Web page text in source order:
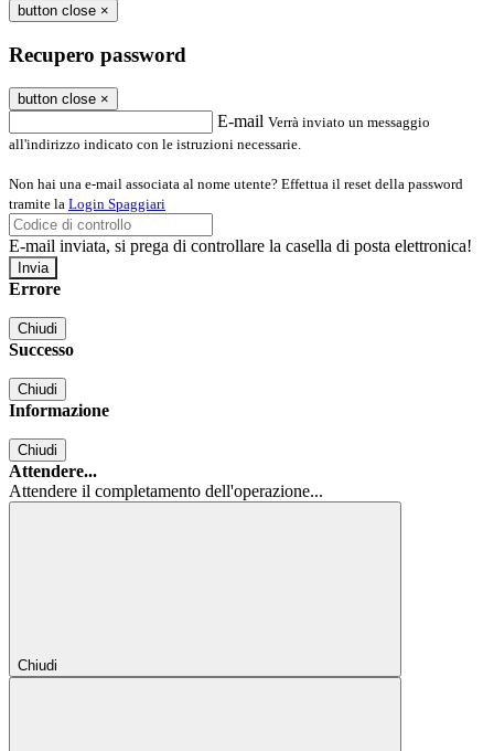
button close ×
Recupero password
button close ×
E-mail Verrà inviato un messaggio
all'indirizzo indicato con le istruzioni necessarie.
Non hai una e-mail associata al nome utente? Effettua il reset della password
tramite la Login Spaggiari
E-mail inviata, si prega di controllare la casella di posta elettronica!
Errore
Chiudi
Successo
Chiudi
Informazione
Chiudi
Attendere...
Attendere il completamento dell'operazione...
Chiudi